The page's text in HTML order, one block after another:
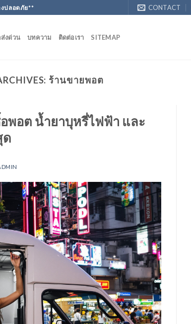
ปลอดภัย** CONTACT
งด่วน บทความ ติดต่อเรา SITEMAP
ร้านขายพอต
พอต น้ำยาบุหรี่ไฟฟ้า และ